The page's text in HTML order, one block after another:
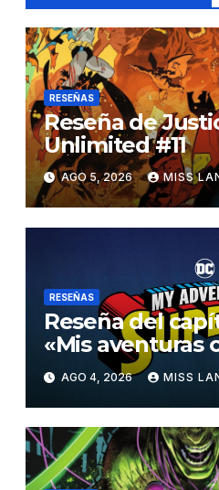
RESEÑAS
Reseña de
Unlimited #11
AGO 5, 2026 MISS
RESEÑAS
Reseña del
«Mis aventuras
Superman»
AGO 4, 2026 MISS